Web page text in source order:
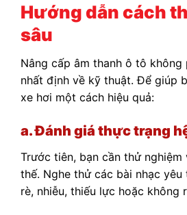
Hướng dẫn cách
sâu
Nâng cấp âm thanh ô tô
nhất định về kỹ thuật. Để giúp
xe hơi một cách hiệu quả:
a. Đánh giá thực trạng
Trước tiên, bạn cần thử
thế. Nghe thử các bài nhạc
rè, nhiễu, thiếu lực hoặc không